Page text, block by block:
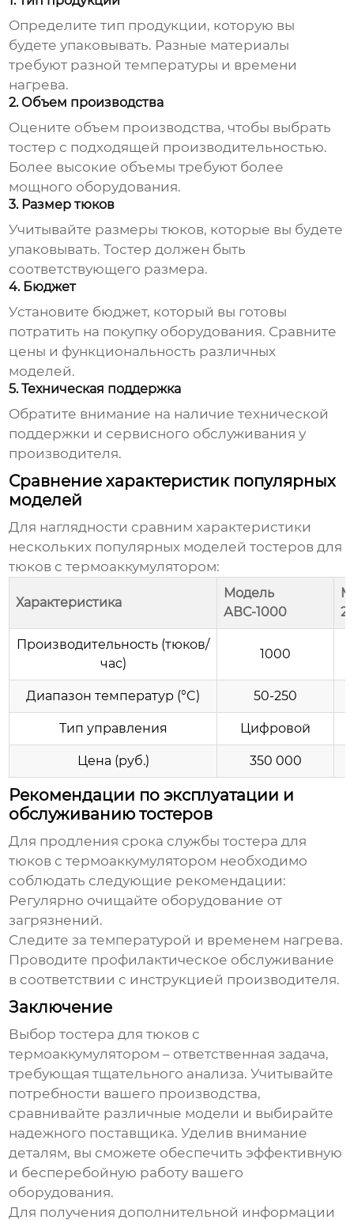
Определите тип продукции, которую вы
будете упаковывать. Разные материалы
требуют разной температуры и времени
нагрева.
2. Объем производства
Оцените объем производства, чтобы выбрать
тостер с подходящей производительностью.
Более высокие объемы требуют более
мощного оборудования.
3. Размер тюков
Учитывайте размеры тюков, которые вы будете
упаковывать. Тостер должен быть
соответствующего размера.
4. Бюджет
Установите бюджет, который вы готовы
потратить на покупку оборудования. Сравните
цены и функциональность различных
моделей.
5. Техническая поддержка
Обратите внимание на наличие технической
поддержки и сервисного обслуживания у
производителя.
Сравнение характеристик популярных
моделей
Для наглядности сравним характеристики
нескольких популярных моделейтостеров для
тюков с термоаккумулятором:
Характеристика
Модель
АВС-1000
Производительность (тюков/
час)
1000
Диапазон температур (°C) 50-250
Тип управления Цифровой
Цена (руб.) 350 000
Рекомендации по эксплуатации и
обслуживанию тостеров
Для продления срока службытостера для
тюков с термоаккумулятором необходимо
соблюдать следующие рекомендации:
Регулярно очищайте оборудование от
загрязнений.
Следите за температурой и временем нагрева.
Проводите профилактическое обслуживание
в соответствии с инструкцией производителя.
Заключение
Выбортостера для тюков с
термоаккумулятором – ответственная задача,
требующая тщательного анализа. Учитывайте
потребности вашего производства,
сравнивайте различные модели и выбирайте
надежного поставщика. Уделив внимание
деталям, вы сможете обеспечить эффективную
и бесперебойную работу вашего
оборудования.
Для получения дополнительной информации